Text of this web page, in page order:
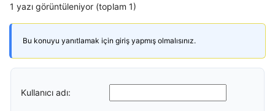
1 yazı görüntüleniyor (toplam 1)
Bu konuyu yanıtlamak için giriş yapmış olmalısınız.
Kullanıcı adı: